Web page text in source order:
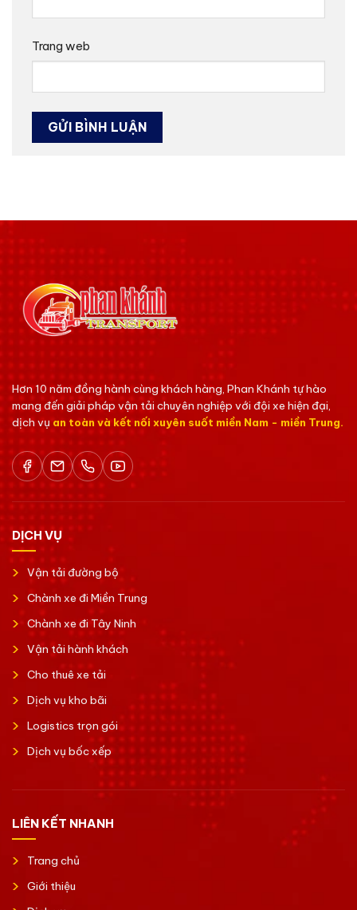
Trang web
Hơn 10 năm đồng hành cùng khách hàng, Phan Khánh tự hào
mang đến giải pháp vận tải chuyên nghiệp với đội xe hiện đại,
dịch vụan toàn và kết nối xuyên suốt miền Nam - miền Trung.
DỊCH VỤ
Vận tải đường bộ
Chành xe đi Miền Trung
Chành xe đi Tây Ninh
Vận tải hành khách
Cho thuê xe tải
Dịch vụ kho bãi
Logistics trọn gói
Dịch vụ bốc xếp
LIÊN KẾT NHANH
Trang chủ
Giới thiệu